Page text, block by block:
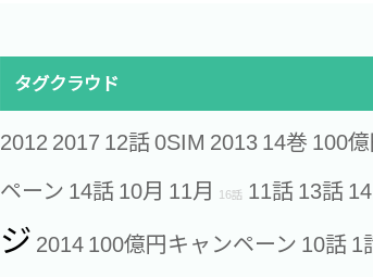
タグクラウド
2012 2017 12話0SIM 2013 14巻 100
ペーン 14話 10月 11月 16話 11話 13話
ジ 2014 100億円キャンペーン 10話 1